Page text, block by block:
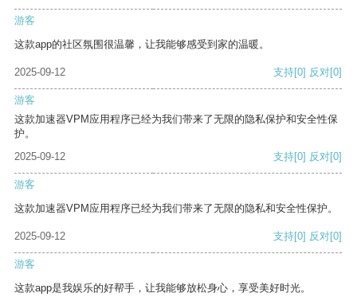
游客
这款app的社区氛围很温馨，让我能够感受到家的温暖。
2025-09-12 支持[0] 反对[0]
游客
这款加速器VPM应用程序已经为我们带来了无限的隐私保护和安全性保
护。
2025-09-12
支持[0] 反对[0]
游客
这款加速器VPM应用程序已经为我们带来了无限的隐私和安全性保护。
2025-09-12 支持[0] 反对[0]
游客
这款app是我娱乐的好帮手，让我能够放松身心，享受美好时光。